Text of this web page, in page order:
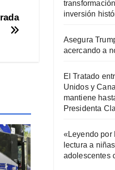
inversión
Asegura
acercando a
El Tratado
Unidos y
mantiene
Presidenta
«Leyendo por
lectura a
adolescentes